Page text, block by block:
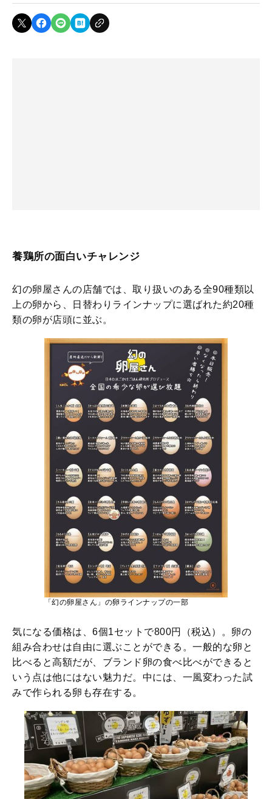
養鶏所の面白いチャレンジ
幻の卵屋さんの店舗では、取り扱いのある全90種類以
上の卵から、日替わりラインナップに選ばれた約20種
類の卵が店頭に並ぶ。
「幻の卵屋さん」の卵ラインナップの一部
気になる価格は、6個1セットで800円（税込）。卵の
組み合わせは自由に選ぶことができる。一般的な卵と
比べると高額だが、ブランド卵の食べ比べができると
いう点は他にはない魅力だ。中には、一風変わった試
みで作られる卵も存在する。